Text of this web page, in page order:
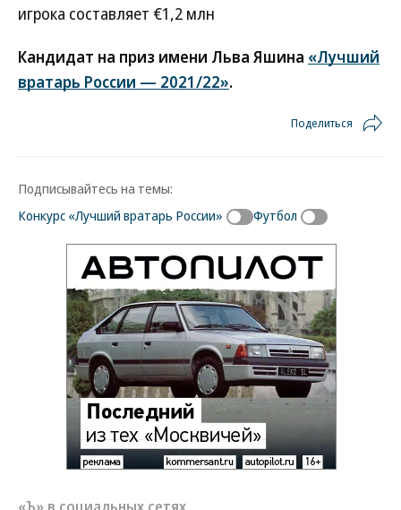
игрока составляет €1,2 млн
Кандидат на приз имени Льва Яшина «Лучший
вратарь России — 2021/22».
Поделиться
Подписывайтесь на темы:
Конкурс «Лучший вратарь России»
Футбол